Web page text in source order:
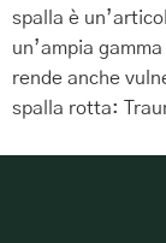
spalla è
un’ampia
rende anche
spalla rotta: